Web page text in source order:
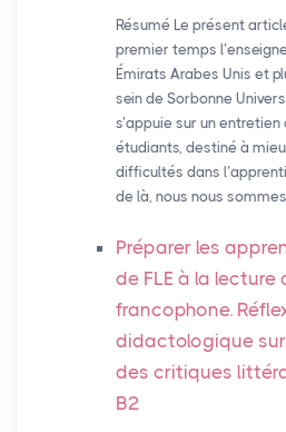
Résumé Le présent
premier temps
Émirats Arabes Unis et
sein de Sorbonne
s’appuie sur un
étudiants, destiné à
difficultés dans
de là, nous nous
Préparer les
de FLE à la lecture
francophone.
didactologique
des critiques
B2